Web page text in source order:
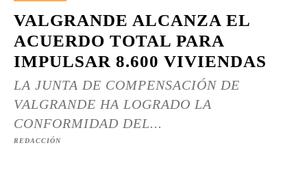
VALGRANDE ALCANZA EL
ACUERDO TOTAL PARA
IMPULSAR 8.600 VIVIENDAS
LA JUNTA DE COMPENSACIÓN DE
VALGRANDE HA LOGRADO LA
CONFORMIDAD DEL...
REDACCIÓN